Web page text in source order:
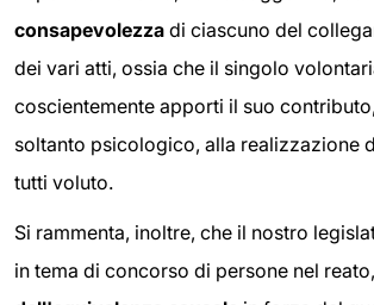
consapevolezza di ciascuno del
dei vari atti, ossia che il singolo
coscientemente apporti il suo
soltanto psicologico, alla realizzazione
tutti voluto.
Si rammenta, inoltre, che il nostro
in tema di concorso di persone nel reato,